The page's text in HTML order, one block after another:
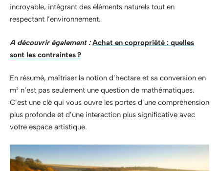
incroyable, intégrant des éléments naturels tout en
respectant l’environnement.
A découvrir également : Achat en copropriété : quelles
sont les contraintes ?
En résumé, maîtriser la notion d’hectare et sa conversion en
m² n’est pas seulement une question de mathématiques.
C’est une clé qui vous ouvre les portes d’une compréhension
plus profonde et d’une interaction plus significative avec
votre espace artistique.